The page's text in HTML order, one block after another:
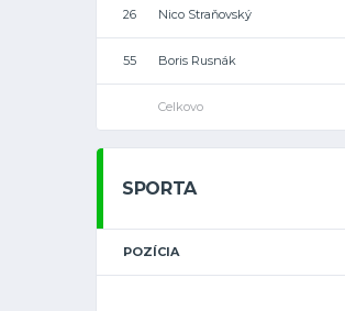
26 Nico Straňovský
55 Boris Rusnák
Celkovo
SPORTA
POZÍCIA